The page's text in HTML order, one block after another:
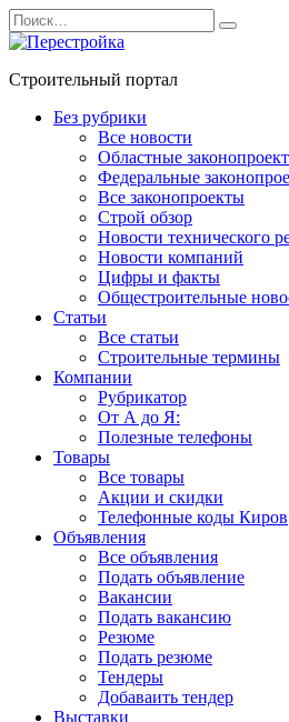
Перейти
к
содержанию
Search
for:
Строительный портал
Без рубрики
Все новости
Областные
Федеральные
Все законопроекты
Строй обзор
Новости технического
Новости компаний
Цифры и факты
Общестроительные
Статьи
Все статьи
Строительные термины
Компании
Рубрикатор
От А до Я:
Полезные телефоны
Товары
Все товары
Акции и скидки
Телефонные коды Киров
Объявления
Все объявления
Подать объявление
Вакансии
Подать вакансию
Резюме
Подать резюме
Тендеры
Добаваить тендер
Выставки